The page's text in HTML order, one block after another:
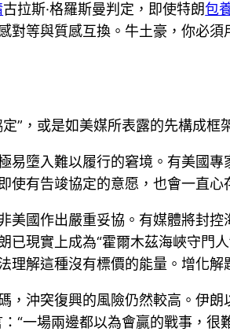
古拉斯·格羅斯曼判定，即使特朗包
對等與質感互換。牛土豪，你必須
”，或是如美媒所表露的先構成
易墮入難以履行的窘境。有美國專
有告竣協定的意愿，也會一直心
國作出嚴重妥協。有媒體將封
現實上成為“霍爾木茲海峽守門
解這種沒有標價的能量。增化解
，沖突復興的風險仍然較高。伊
“一場兩邊都以為會贏的戰事，